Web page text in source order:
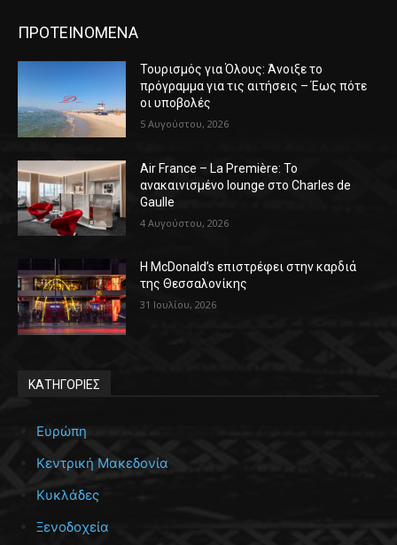
ΠΡΟΤΕΙΝΟΜΕΝΑ
Τουρισμός για Όλους: Άνοιξε το
πρόγραμμα για τις αιτήσεις – Έως πότε
οι υποβολές
5 Αυγούστου, 2026
Air France – La Première: Το
ανακαινισμένο lounge στο Charles de
Gaulle
4 Αυγούστου, 2026
Η McDonald’s επιστρέφει στην καρδιά
της Θεσσαλονίκης
31 Ιουλίου, 2026
ΚΑΤΗΓΟΡΙΕΣ
Ευρώπη
Κεντρική Μακεδονία
Κυκλάδες
Ξενοδοχεία